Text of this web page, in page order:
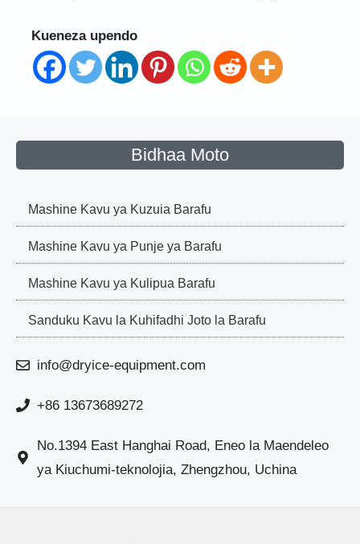
Kueneza upendo
Bidhaa Moto
Mashine Kavu ya Kuzuia Barafu
Mashine Kavu ya Punje ya Barafu
Mashine Kavu ya Kulipua Barafu
Sanduku Kavu la Kuhifadhi Joto la Barafu
info@dryice-equipment.com
+86 13673689272
No.1394 East Hanghai Road, Eneo la Maendeleo
ya Kiuchumi-teknolojia, Zhengzhou, Uchina